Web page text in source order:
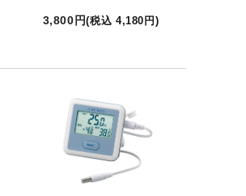
3,800 円(税込 4,180 円 )